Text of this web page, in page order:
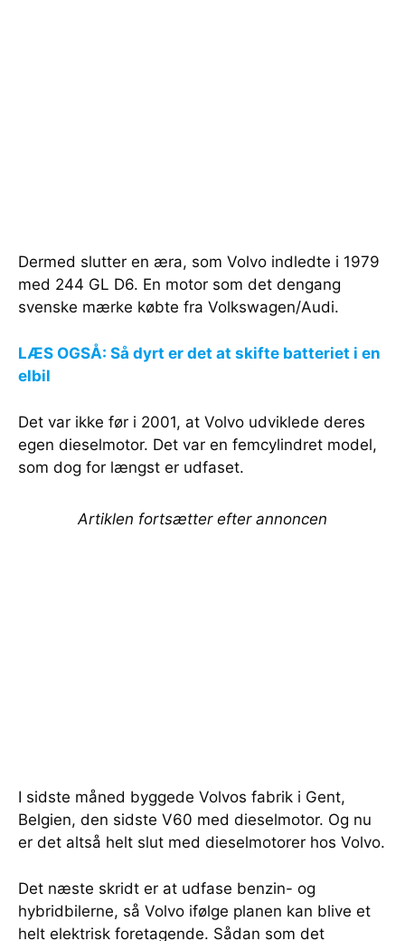
Dermed slutter en æra, som Volvo indledte i 1979
med 244 GL D6. En motor som det dengang
svenske mærke købte fra Volkswagen/Audi.
LÆS OGSÅ: Så dyrt er det at skifte batteriet i en
elbil
Det var ikke før i 2001, at Volvo udviklede deres
egen dieselmotor. Det var en femcylindret model,
som dog for længst er udfaset.
Artiklen fortsætter efter annoncen
I sidste måned byggede Volvos fabrik i Gent,
Belgien, den sidste V60 med dieselmotor. Og nu
er det altså helt slut med dieselmotorer hos Volvo.
Det næste skridt er at udfase benzin- og
hybridbilerne, så Volvo ifølge planen kan blive et
helt elektrisk foretagende. Sådan som det